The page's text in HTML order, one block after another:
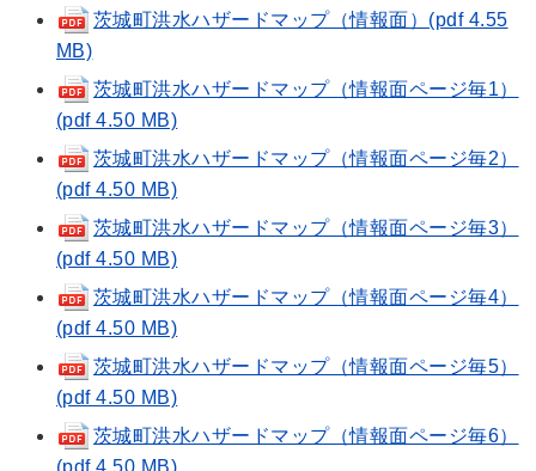
茨城町洪水ハザードマップ（情報面）(pdf 4.55
MB)
茨城町洪水ハザードマップ（情報面ページ毎1）
(pdf 4.50 MB)
茨城町洪水ハザードマップ（情報面ページ毎2）
(pdf 4.50 MB)
茨城町洪水ハザードマップ（情報面ページ毎3）
(pdf 4.50 MB)
茨城町洪水ハザードマップ（情報面ページ毎4）
(pdf 4.50 MB)
茨城町洪水ハザードマップ（情報面ページ毎5）
(pdf 4.50 MB)
茨城町洪水ハザードマップ（情報面ページ毎6）
(pdf 4.50 MB)